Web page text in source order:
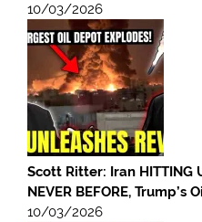
10/03/2026
Scott Ritter: Iran HITTING
NEVER BEFORE, Trump’s
10/03/2026